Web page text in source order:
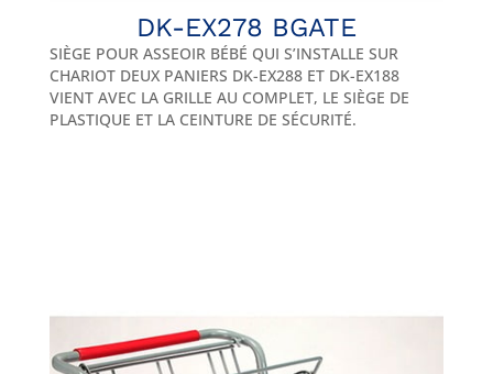
DK-EX278 BGATE
SIÈGE POUR ASSEOIR BÉBÉ QUI S’INSTALLE SUR
CHARIOT DEUX PANIERS DK-EX288 ET DK-EX188
VIENT AVEC LA GRILLE AU COMPLET, LE SIÈGE DE
PLASTIQUE ET LA CEINTURE DE SÉCURITÉ.